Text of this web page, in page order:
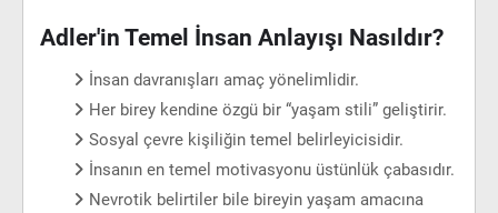
Adler'in Temel İnsan Anlayışı Nasıldır?
İnsan davranışları amaç yönelimlidir.
Her birey kendine özgü bir “yaşam stili” geliştirir.
Sosyal çevre kişiliğin temel belirleyicisidir.
İnsanın en temel motivasyonu üstünlük çabasıdır.
Nevrotik belirtiler bile bireyin yaşam amacına